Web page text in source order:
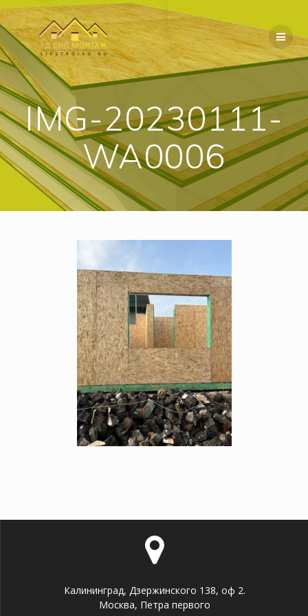
Перейти
к
содержимому
IMG-20230111-
WA0006
Калининград, Дзержинского 138, оф 2.
Москва, Петра первого